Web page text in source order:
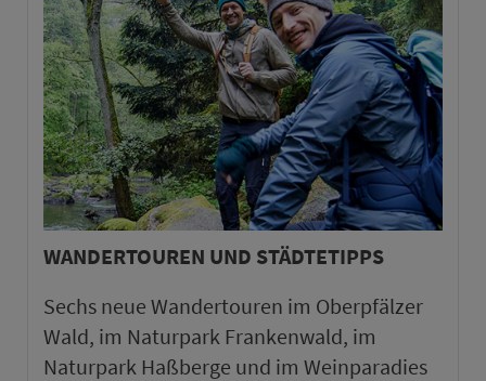
WANDERTOUREN UND STÄDTETIPPS
Sechs neue Wandertouren im Oberpfälzer
Wald, im Naturpark Frankenwald, im
Naturpark Haßberge und im Weinparadies